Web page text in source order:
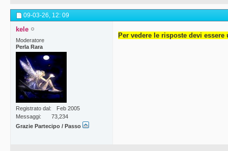
09-03-26, 12: 09
kele
Moderatore
Perla Rara
Registrato dal
Feb 2005
Messaggi
73,234
Grazie Partecipo / Passo
Per vedere le risposte devi